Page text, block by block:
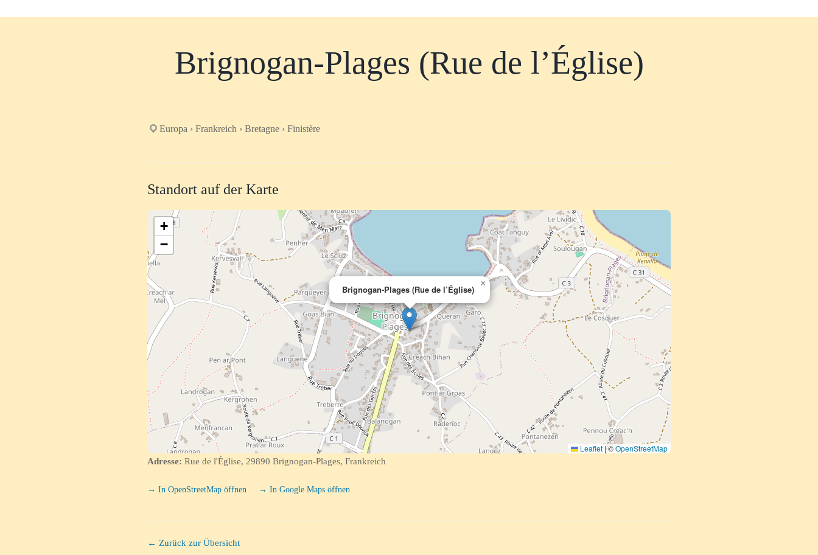
Brignogan-Plages (Rue de l’Église)
Europa › Frankreich › Bretagne › Finistère
Standort auf der Karte
Brignogan-Plages (Rue de l’Église)
×
+
−
Leaflet |©OpenStreetMap
Adresse: Rue de l'Église, 29890 Brignogan-Plages, Frankreich
→ In OpenStreetMap öffnen → In Google Maps öffnen
← Zurück zur Übersicht